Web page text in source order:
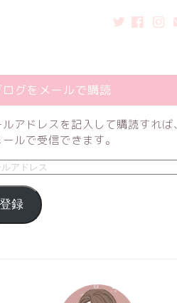
ログをメールで購読
ルアドレスを記入して購読すれば
ールで受信できます。
登録